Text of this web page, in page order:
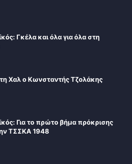
Γκέλα και όλα για όλα στη
Χαλ ο Κωνσταντής Τζολάκης
Για το πρώτο βήμα πρόκρισης
ΤΣΣΚΑ 1948